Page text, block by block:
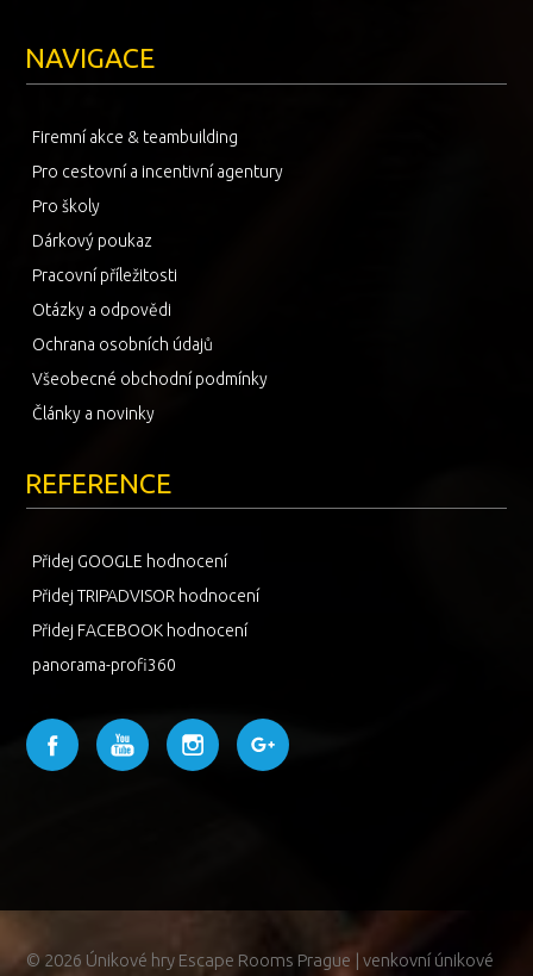
NAVIGACE
Firemní akce & teambuilding
Pro cestovní a incentivní agentury
Pro školy
Dárkový poukaz
Pracovní příležitosti
Otázky a odpovědi
Ochrana osobních údajů
Všeobecné obchodní podmínky
Články a novinky
REFERENCE
Přidej GOOGLE hodnocení
Přidej TRIPADVISOR hodnocení
Přidej FACEBOOK hodnocení
panorama-profi360
© 2026 Únikové hry Escape Rooms Prague | venkovní únikové